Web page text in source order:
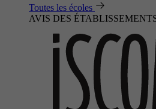
Toutes les écoles
AVIS DES